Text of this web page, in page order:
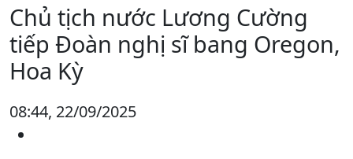
Chủ tịch nước Lương Cường
tiếp Đoàn nghị sĩ bang Oregon,
Hoa Kỳ
08:44, 22/09/2025